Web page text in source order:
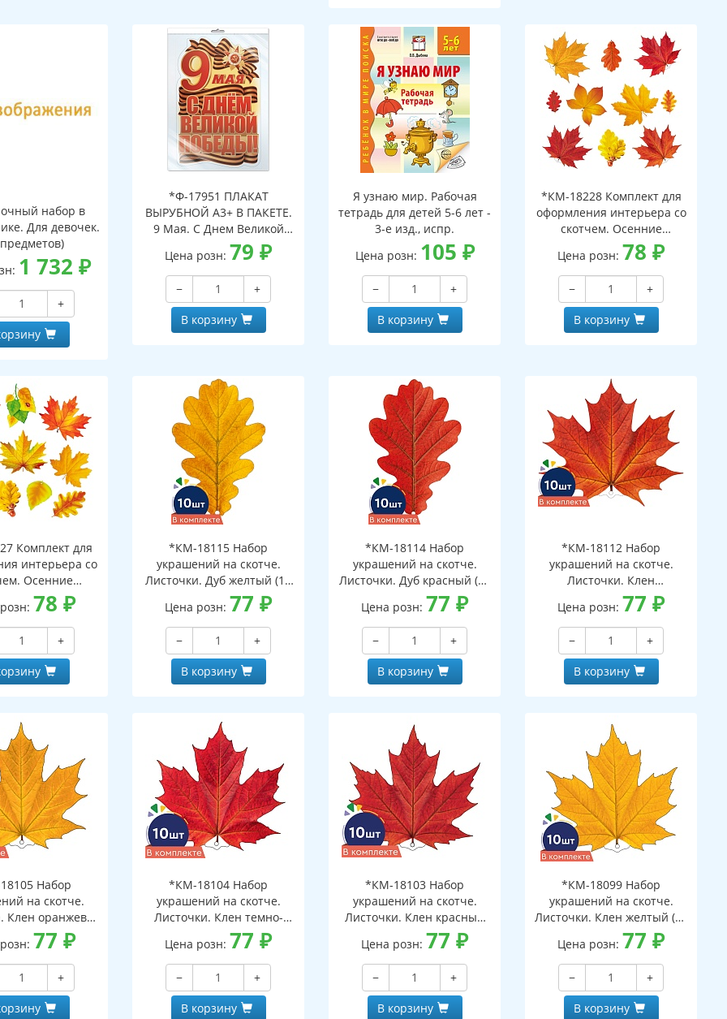
набор в
Для девочек.
1 732 ₽
+
*Ф-17951 ПЛАКАТ
ВЫРУБНОЙ А3+ В ПАКЕТЕ.
9 Мая. С Днем Великой
Победы! (двухсторонний,
ВД-лак, в индивидуальной
упаковке, с европодвесом
и клеевым клапаном)
Цена розн: 79₽
−
+
В корзину
Я узнаю мир. Рабочая
тетрадь для детей 5-6 лет -
3-е изд., испр.
Цена розн: 105 ₽
−
+
В корзину
*КМ-18228 Комплект для
оформления интерьера со
скотчем. Осенние
листочки-2 (10 видов)
Цена розн: 78₽
−
+
В корзину
Комплект для
интерьера со
Осенние
1 (10 видов)
78₽
+
*КМ-18115 Набор
украшений на скотче.
Листочки. Дуб желтый (10
шт. в наборе,
двухсторонняя, ВД-лак)
Цена розн: 77₽
−
+
В корзину
*КМ-18114 Набор
украшений на скотче.
Листочки. Дуб красный (10
шт. в наборе,
двухсторонняя, ВД-лак)
Цена розн: 77₽
−
+
В корзину
*КМ-18112 Набор
украшений на скотче.
Листочки. Клен
оранжевый (10 шт. в
наборе, двухсторонняя, ВД-
лак)
Цена розн: 77₽
−
+
В корзину
Набор
на скотче.
Клен оранжево-
шт. в наборе,
ВД-лак)
77₽
+
*КМ-18104 Набор
украшений на скотче.
Листочки. Клен темно-
красный (10 шт. в наборе,
двухсторонняя, ВД-лак)
Цена розн: 77₽
−
+
В корзину
*КМ-18103 Набор
украшений на скотче.
Листочки. Клен красный
(10 шт. в наборе,
двухсторонняя, ВД-лак)
Цена розн: 77₽
−
+
В корзину
*КМ-18099 Набор
украшений на скотче.
Листочки. Клен желтый (10
шт. в наборе,
двухсторонняя, ВД-лак)
Цена розн: 77₽
−
+
В корзину